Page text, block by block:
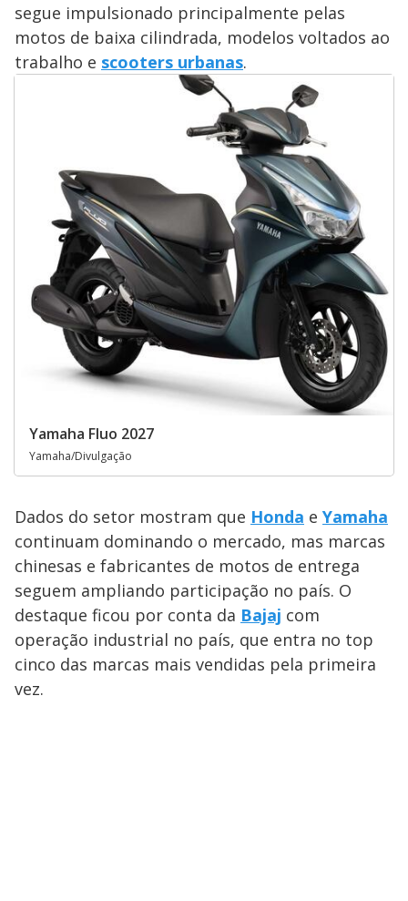
segue impulsionado principalmente pelas
motos de baixa cilindrada, modelos voltados ao
trabalho e scooters urbanas.
Yamaha Fluo 2027
Yamaha/Divulgação
Dados do setor mostram que Honda e Yamaha
continuam dominando o mercado, mas marcas
chinesas e fabricantes de motos de entrega
seguem ampliando participação no país. O
destaque ficou por conta da Bajaj com
operação industrial no país, que entra no top
cinco das marcas mais vendidas pela primeira
vez.